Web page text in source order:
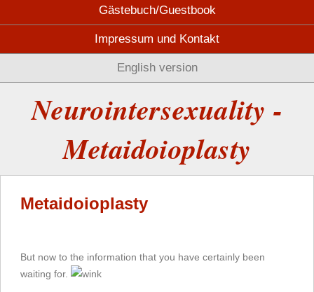
Gästebuch/Guestbook
Impressum und Kontakt
English version
Neurointersexuality -
Metaidoioplasty
Metaidoioplasty
But now to the information that you have certainly been
waiting for.